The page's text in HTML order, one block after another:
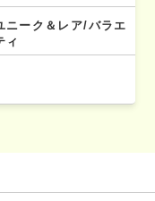
ニーク＆レア/バラエ
ィ